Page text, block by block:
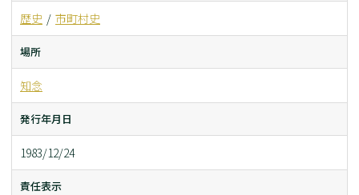
歴史 市町村史
場所
知念
発行年月日
1983/12/24
責任表示